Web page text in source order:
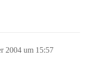
2004 um 15:57